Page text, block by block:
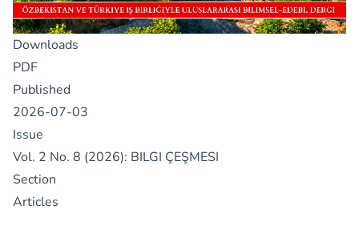
Downloads
PDF
Published
2026-07-03
Issue
Vol. 2 No. 8 (2026): BILGI ÇEŞMESI
Section
Articles